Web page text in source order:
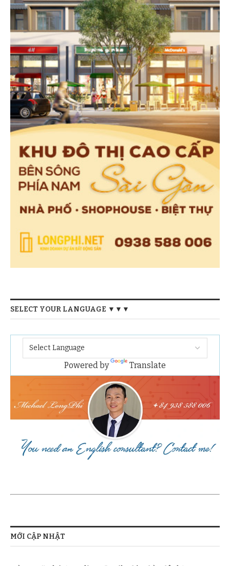
SELECT YOUR LANGUAGE ▼▼▼
Powered by Translate
MỚI CẬP NHẬT